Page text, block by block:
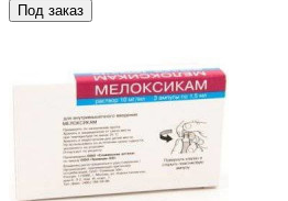
Под заказ